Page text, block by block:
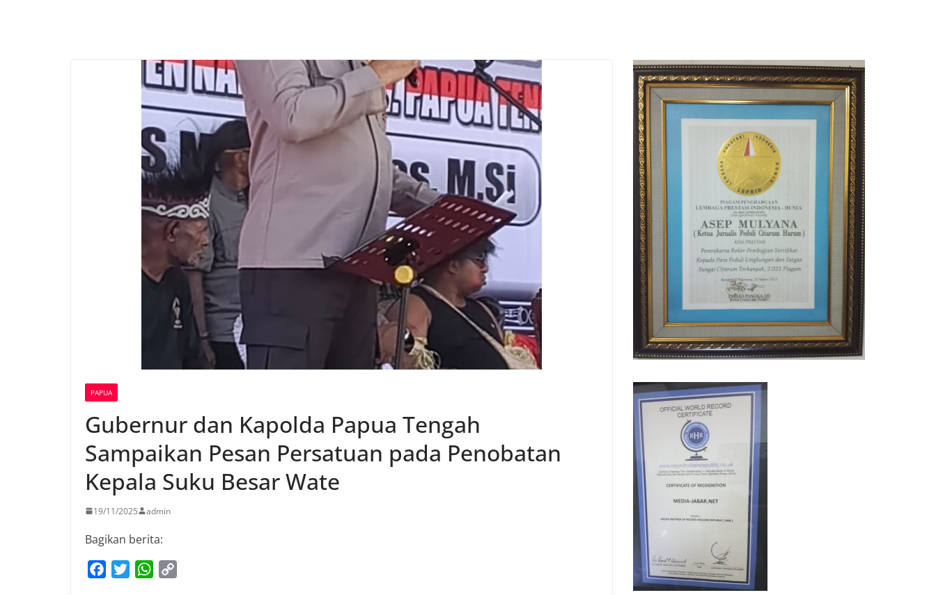
PAPUA
Gubernur dan Kapolda Papua Tengah
Sampaikan Pesan Persatuan pada Penobatan
Kepala Suku Besar Wate
19/11/2025 admin
Bagikan berita:
W